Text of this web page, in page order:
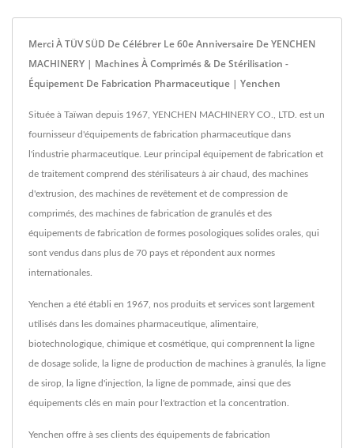
Merci À TÜV SÜD De Célébrer Le 60e Anniversaire De YENCHEN
MACHINERY | Machines À Comprimés & De Stérilisation -
Équipement De Fabrication Pharmaceutique | Yenchen
Située à Taïwan depuis 1967, YENCHEN MACHINERY CO., LTD. est un
fournisseur d'équipements de fabrication pharmaceutique dans
l'industrie pharmaceutique. Leur principal équipement de fabrication et
de traitement comprend des stérilisateurs à air chaud, des machines
d'extrusion, des machines de revêtement et de compression de
comprimés, des machines de fabrication de granulés et des
équipements de fabrication de formes posologiques solides orales, qui
sont vendus dans plus de 70 pays et répondent aux normes
internationales.
Yenchen a été établi en 1967, nos produits et services sont largement
utilisés dans les domaines pharmaceutique, alimentaire,
biotechnologique, chimique et cosmétique, qui comprennent la ligne
de dosage solide, la ligne de production de machines à granulés, la ligne
de sirop, la ligne d'injection, la ligne de pommade, ainsi que des
équipements clés en main pour l'extraction et la concentration.
Yenchen offre à ses clients des équipements de fabrication